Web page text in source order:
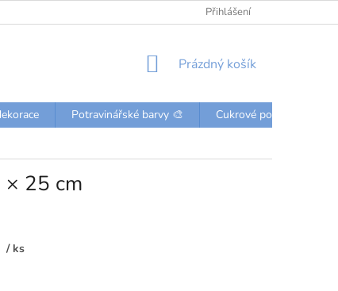
OSOBNÍCH ÚDAJŮ KONTAKTYPřihlášení
NÁKUPNÍ
Prázdný košík
Potravinářské barvy 🎨
Cukrové posypky a
× 25 cm
/ ks